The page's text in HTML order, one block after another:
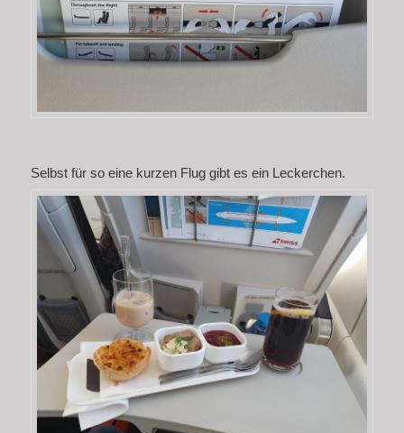
Selbst für so eine kurzen Flug gibt es ein Leckerchen.